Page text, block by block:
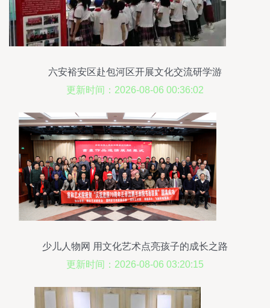
六安裕安区赴包河区开展文化交流研学游
更新时间：2026-08-06 00:36:02
少儿人物网 用文化艺术点亮孩子的成长之路
更新时间：2026-08-06 03:20:15